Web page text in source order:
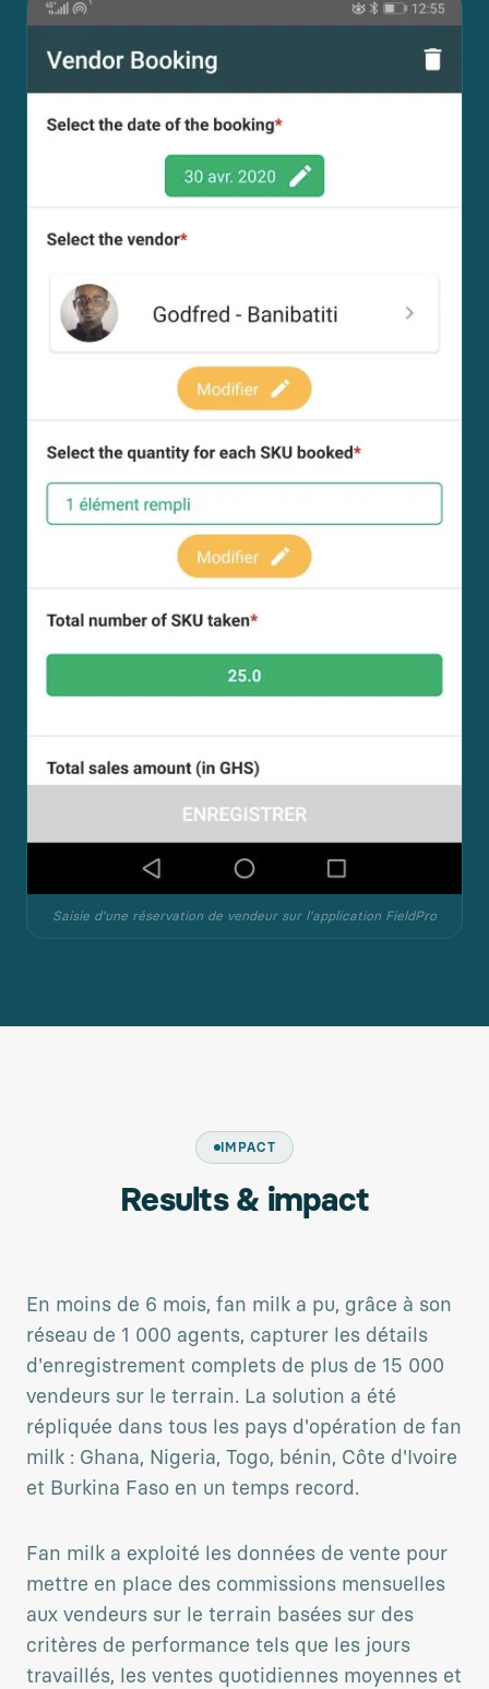
Saisie d'une réservation de vendeur sur l'application FieldPro
IMPACT
Results & impact
En moins de 6 mois, fan milk a pu, grâce à son
réseau de 1 000 agents, capturer les détails
d'enregistrement complets de plus de 15 000
vendeurs sur le terrain. La solution a été
répliquée dans tous les pays d'opération de fan
milk : Ghana, Nigeria, Togo, bénin, Côte d'Ivoire
et Burkina Faso en un temps record.
Fan milk a exploité les données de vente pour
mettre en place des commissions mensuelles
aux vendeurs sur le terrain basées sur des
critères de performance tels que les jours
travaillés, les ventes quotidiennes moyennes et